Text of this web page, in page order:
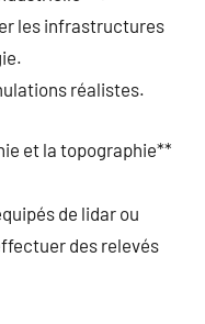
les infrastructures
réalistes.
et la topographie**
de lidar ou
des relevés